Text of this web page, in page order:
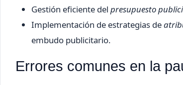
Gestión eficiente del presupuesto
Implementación de estrategias de
embudo publicitario.
Errores comunes en la